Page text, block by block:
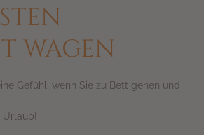
wagen
Gefühl, wenn Sie zu Bett gehen und
Urlaub!